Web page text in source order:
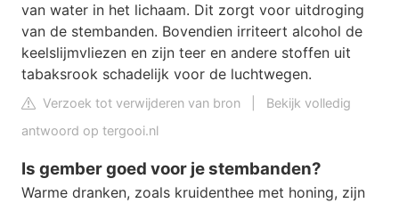
van water in het lichaam. Dit zorgt voor uitdroging
van de stembanden. Bovendien irriteert alcohol de
keelslijmvliezen en zijn teer en andere stoffen uit
tabaksrook schadelijk voor de luchtwegen.
Verzoek tot verwijderen van bron
Bekijk volledig
antwoord op tergooi.nl
Is gember goed voor je stembanden?
Warme dranken, zoals kruidenthee met honing, zijn